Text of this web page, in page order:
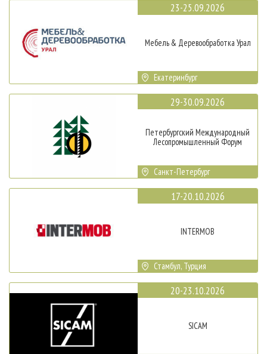
23-25.09.2026
Мебель & Деревообработка Урал
Екатеринбург
29-30.09.2026
Петербургский Международный
Лесопромышленный Форум
Санкт-Петербург
17-20.10.2026
INTERMOB
Стамбул, Турция
20-23.10.2026
SICAM